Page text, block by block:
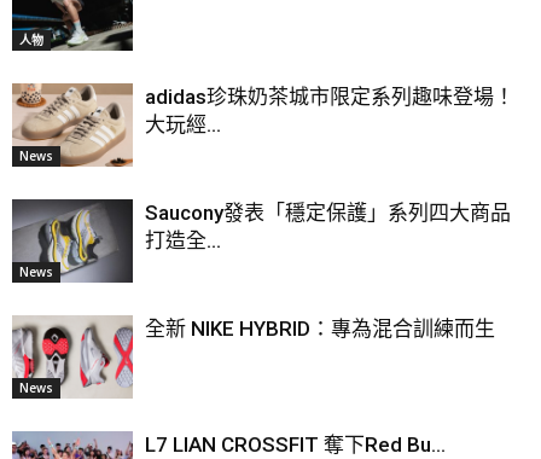
人物
News
adidas珍珠奶茶城市限定系列趣味登場！
大玩經...
News
Saucony發表「穩定保護」系列四大商品
打造全...
News
全新 NIKE HYBRID：專為混合訓練而生
L7 LIAN CROSSFIT 奪下Red Bu...